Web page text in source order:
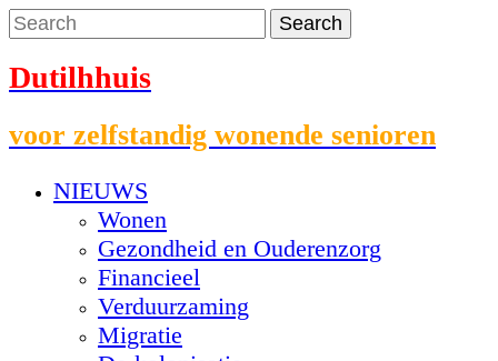
Dutilhhuis
voor zelfstandig wonende senioren
NIEUWS
Wonen
Gezondheid en Ouderenzorg
Financieel
Verduurzaming
Migratie